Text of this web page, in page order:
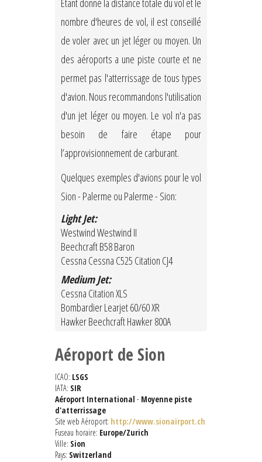
Étant donné la distance totale du vol et le
nombre d'heures de vol, il est conseillé
de voler avec un jet léger ou moyen. Un
des aéroports a une piste courte et ne
permet pas l'atterrissage de tous types
d'avion. Nous recommandons l'utilisation
d'un jet léger ou moyen. Le vol n'a pas
besoin de faire étape pour
l’approvisionnement de carburant.
Quelques exemples d'avions pour le vol
Sion - Palerme ou Palerme - Sion:
Light Jet:
Westwind Westwind II
Beechcraft B58 Baron
Cessna Cessna C525 Citation CJ4
Medium Jet:
Cessna Citation XLS
Bombardier Learjet 60/60 XR
Hawker Beechcraft Hawker 800A
Aéroport de Sion
ICAO: LSGS
IATA: SIR
Aéroport International - Moyenne piste
d'atterrissage
Site web Aéroport: http://www.sionairport.ch
Fuseau horaire: Europe/Zurich
Ville: Sion
Pays: Switzerland